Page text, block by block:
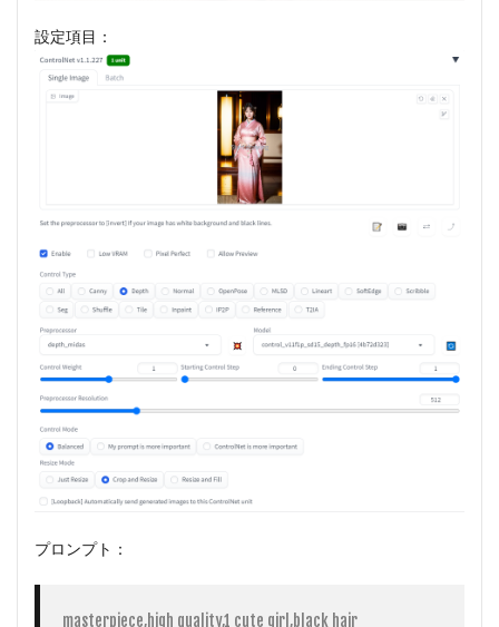
設定項目：
プロンプト：
masterpiece,high quality,1 cute girl,black hair